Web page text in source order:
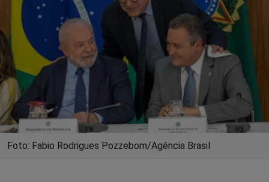
Foto: Fabio Rodrigues Pozzebom/Agência Brasil